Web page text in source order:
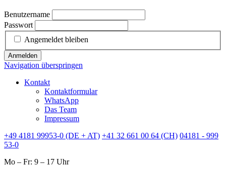
Benutzername
Passwort
Angemeldet bleiben
Anmelden
Navigation überspringen
Kontakt
Kontaktformular
WhatsApp
Das Team
Impressum
+49 4181 99953-0 (DE + AT) +41 32 661 00 64 (CH) 04181 - 999
53-0
Mo – Fr: 9 – 17 Uhr